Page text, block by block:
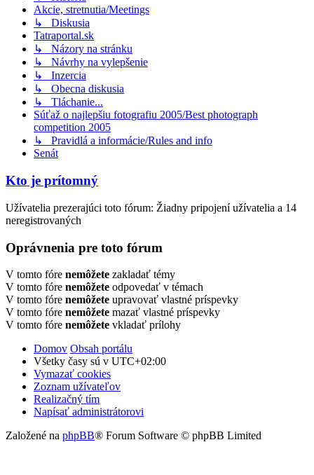
Akcie, stretnutia/Meetings
↳ Diskusia
Tatraportal.sk
↳ Názory na stránku
↳ Návrhy na vylepšenie
↳ Inzercia
↳ Obecna diskusia
↳ Tláchanie...
Súťaž o najlepšiu fotografiu 2005/Best photograph
competition 2005
↳ Pravidlá a informácie/Rules and info
Senát
Kto je prítomný
Užívatelia prezerajúci toto fórum: Žiadny pripojení užívatelia a 14
neregistrovaných
Oprávnenia pre toto fórum
V tomto fóre nemôžete zakladať témy
V tomto fóre nemôžete odpovedať v témach
V tomto fóre nemôžete upravovať vlastné príspevky
V tomto fóre nemôžete mazať vlastné príspevky
V tomto fóre nemôžete vkladať prílohy
Domov Obsah portálu
Všetky časy sú v UTC+02:00
Vymazať cookies
Zoznam užívateľov
Realizačný tím
Napísať administrátorovi
Založené na phpBB® Forum Software © phpBB Limited